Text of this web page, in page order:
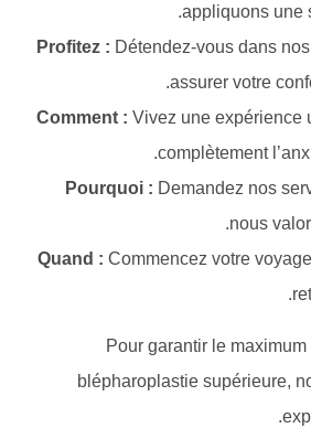
appliquons une
Profitez : Détendez-vous dans
assurer votre
Comment : Vivez une expérience
complètement
Pourquoi : Demandez nos
nous
Quand : Commencez votre
Pour garantir le
blépharoplastie supérieure,